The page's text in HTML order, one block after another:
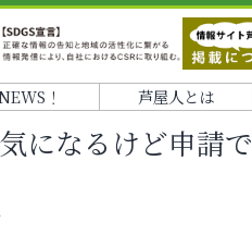
！ 芦屋人とは
になるけど申請